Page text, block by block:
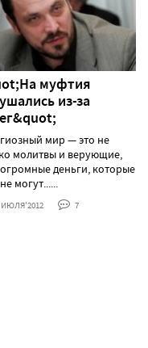
муфтия
из-за
мир — это не
молитвы и верующие,
деньги, которые
могут......
ИЮЛЯ'2012 7